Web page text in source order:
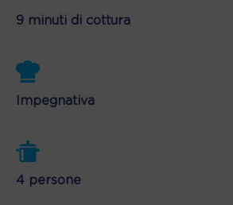
9 minuti di cottura
Impegnativa
4 persone